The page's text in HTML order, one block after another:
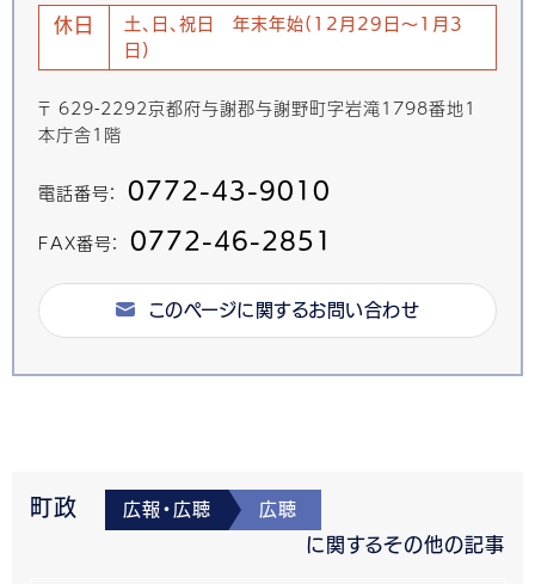
休日
土、日、祝日 年末年始(12月29日～1月3
日)
〒 629-2292京都府与謝郡与謝野町字岩滝1798番地1
本庁舎1階
電話番号： 0772-43-9010
FAX番号： 0772-46-2851
このページに関するお問い合わせ
町政 広報・広聴 広聴
に関するその他の記事